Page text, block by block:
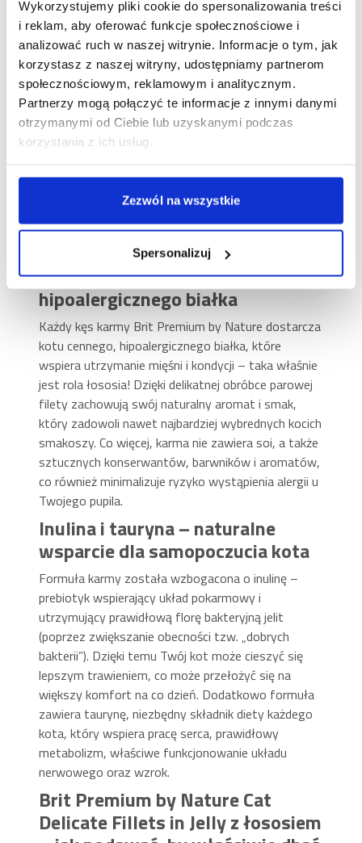
Wykorzystujemy pliki cookie do spersonalizowania treści
i reklam, aby oferować funkcje społecznościowe i
analizować ruch w naszej witrynie. Informacje o tym, jak
korzystasz z naszej witryny, udostępniamy partnerom
społecznościowym, reklamowym i analitycznym.
Partnerzy mogą połączyć te informacje z innymi danymi
otrzymanymi od Ciebie lub uzyskanymi podczas
korzystania z ich usług.
Zezwól na wszystkie
Spersonalizuj
dla Twojego pupila
Wsparcie codziennej kondycji oraz wyjątkowy smak
mogą iść ze sobą w parze – szczególnie, gdy chodzi
o dietę Twojego kociego przyjaciela! Jeśli właśnie to
chcesz mu zapewnić, sięgnij po pełnoporcjową,
mokrą karmę Brit Premium by Nature Cat Delicate
Fillets in Jelly z łososiem. Soczyste filety w
dnia dbać o odpowiednie samopoczucie. Bo Twój
kot na to właśnie zasługuje!
Filety mięsne z łososiem – dla
cennego źródła wartościowego i
hipoalergicznego białka
Każdy kęs karmy Brit Premium by Nature dostarcza
kotu cennego, hipoalergicznego białka, które
wspiera utrzymanie mięśni i kondycji – taka właśnie
jest rola łososia! Dzięki delikatnej obróbce parowej
filety zachowują swój naturalny aromat i smak,
który zadowoli nawet najbardziej wybrednych kocich
smakoszy. Co więcej, karma nie zawiera soi, a także
sztucznych konserwantów, barwników i aromatów,
co również minimalizuje ryzyko wystąpienia alergii u
Twojego pupila.
Inulina i tauryna – naturalne
wsparcie dla samopoczucia kota
Formuła karmy została wzbogacona o inulinę –
prebiotyk wspierający układ pokarmowy i
utrzymujący prawidłową florę bakteryjną jelit
(poprzez zwiększanie obecności tzw. „dobrych
bakterii”). Dzięki temu Twój kot może cieszyć się
lepszym trawieniem, co może przełożyć się na
większy komfort na co dzień. Dodatkowo formuła
zawiera taurynę, niezbędny składnik diety każdego
kota, który wspiera pracę serca, prawidłowy
metabolizm, właściwe funkcjonowanie układu
nerwowego oraz wzrok.
Brit Premium by Nature Cat
Delicate Fillets in Jelly z łososiem